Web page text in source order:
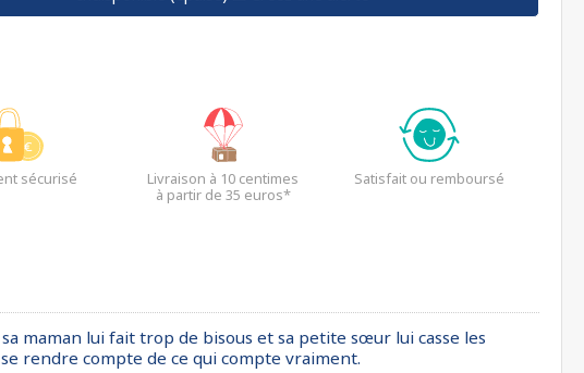
sécurisé
Livraison à 10 centimes
à partir de 35 euros*
Satisfait ou remboursé
maman lui fait trop de bisous et sa petite sœur lui casse les
rendre compte de ce qui compte vraiment.